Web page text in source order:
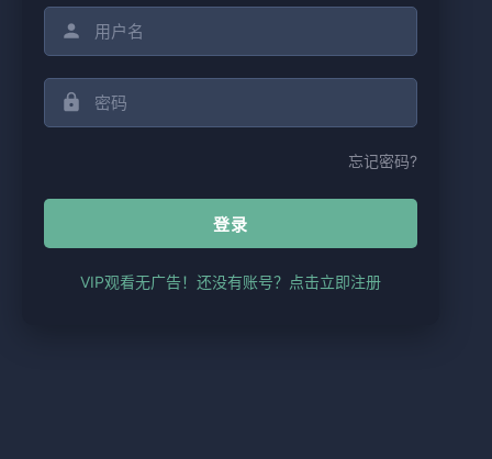
忘记密码?
登录
VIP观看无广告！还没有账号？点击立即注册